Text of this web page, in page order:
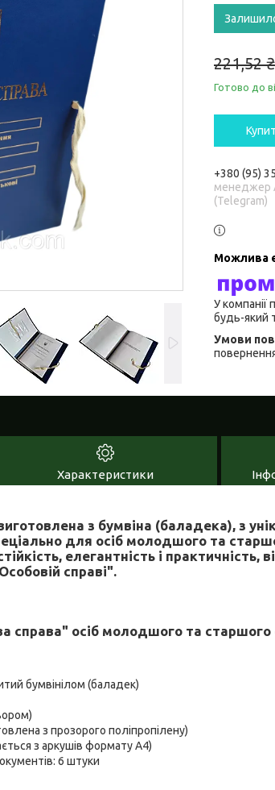
221,52 ₴
Готово до
+380 (95)
менеджер
(Telegram)
У компанії
будь-який
Характеристики
з бумвіна (баладека), з
для осіб молодшого та
елегантність і практичність,
справі".
справа" осіб молодшого та старшого
бумвінілом (баладек)
з прозорого поліпропілену)
з аркушів формату А4)
6 штуки